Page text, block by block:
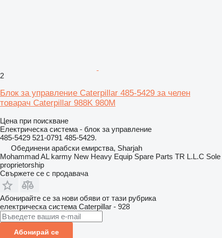
2
Блок за управление Caterpillar 485-5429 за челен
товарач Caterpillar 988K 980M
Цена при поискване
Електрическа система - блок за управление
485-5429 521-0791 485-5429.
Обединени арабски емирства, Sharjah
Mohammad AL karmy New Heavy Equip Spare Parts TR L.L.C Sole
proprietorship
Свържете се с продавача
Абонирайте се за нови обяви от тази рубрика
електрическа система Caterpillar - 928
Абонирай се